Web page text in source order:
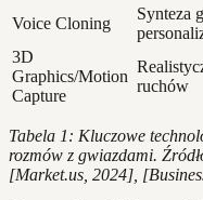
Voice Cloning
Synteza
3D
Graphics/Motion
Capture
ruchów
Tabela 1: Kluczowe
rozmów z gwiazdami.
[Market.us, 2024],